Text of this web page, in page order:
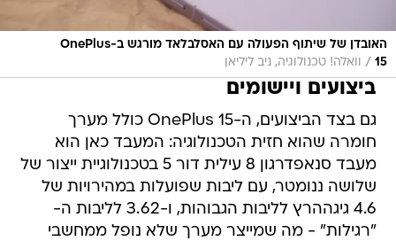
האובדן של שיתוף הפעולה עם האסלבלאד מורגש ב-OnePlus
15
/ וואלה! טכנולוגיה, ניב ליליאן
ביצועים ויישומים
גם בצד הביצועים, ה-OnePlus 15 כולל מערך
חומרה שהוא חזית הטכנולוגיה: המעבד כאן הוא
מעבד סנאפדרגון 8 עילית דור 5 בטכנולוגיית ייצור של
שלושה ננומטר, עם ליבות שפועלות במהירויות של
4.6 גיגההרץ לליבות הגבוהות, ו-3.62 לליבות ה-
"רגילות" - מה שמייצר מערך שלא נופל ממחשבי